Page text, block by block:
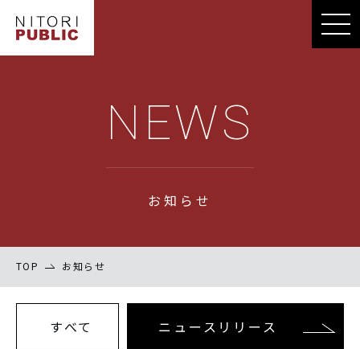
NEWS
お知らせ
TOP お知らせ
すべて ニュースリリース